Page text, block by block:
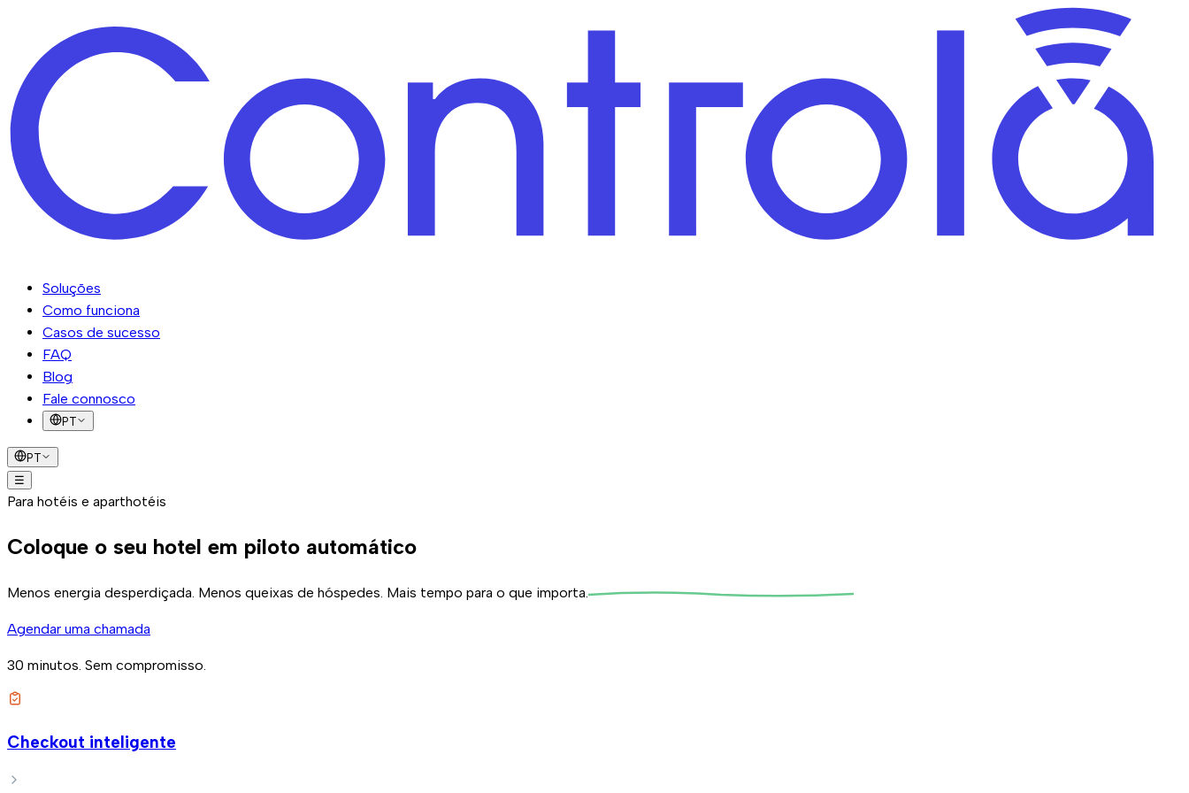
Soluções
Como funciona
Casos de sucesso
FAQ
Blog
Fale connosco
PT
PT
☰
SoluçõesComo funcionaCasos de sucesso
Para hotéis e aparthotéis
Coloque o seu hotel em piloto automático
Menos energia desperdiçada. Menos queixas de hóspedes. Mais tempo para o que importa.
Agendar uma chamada
30 minutos. Sem compromisso.
Checkout inteligente